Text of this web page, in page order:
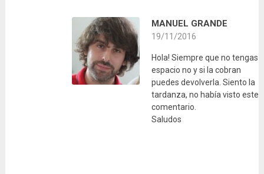
MANUEL GRANDE
19/11/2016
Hola! Siempre que no tengas
espacio no y si la cobran
puedes devolverla. Siento la
tardanza, no había visto este
comentario.
Saludos